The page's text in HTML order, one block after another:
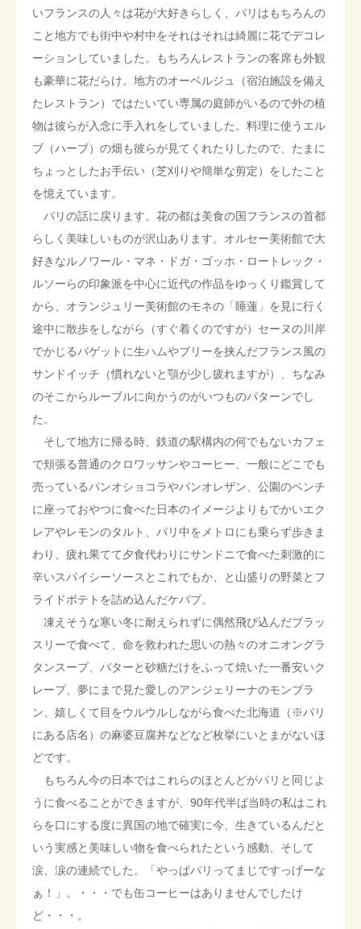
いフランスの人々は花が大好きらしく、パリはもちろんの
こと地方でも街中や村中をそれはそれは綺麗に花でデコレ
ーションしていました。もちろんレストランの客席も外観
も豪華に花だらけ。地方のオーベルジュ（宿泊施設を備え
たレストラン）ではたいてい専属の庭師がいるので外の植
物は彼らが入念に手入れをしていました。料理に使うエル
ブ（ハーブ）の畑も彼らが見てくれたりしたので、たまに
ちょっとしたお手伝い（芝刈りや簡単な剪定）をしたこと
を憶えています。
パリの話に戻ります。花の都は美食の国フランスの首都
らしく美味しいものが沢山あります。オルセー美術館で大
好きなルノワール・マネ・ドガ・ゴッホ・ロートレック・
ルソーらの印象派を中心に近代の作品をゆっくり鑑賞して
から、オランジュリー美術館のモネの「睡蓮」を見に行く
途中に散歩をしながら（すぐ着くのですが）セーヌの川岸
でかじるバゲットに生ハムやブリーを挟んだフランス風の
サンドイッチ（慣れないと顎が少し疲れますが）、ちなみ
のそこからルーブルに向かうのがいつものパターンでし
た。
そして地方に帰る時、鉄道の駅構内の何でもないカフェ
で頬張る普通のクロワッサンやコーヒー、一般にどこでも
売っているパンオショコラやパンオレザン、公園のベンチ
に座っておやつに食べた日本のイメージよりもでかいエク
レアやレモンのタルト、パリ中をメトロにも乗らず歩きま
わり、疲れ果てて夕食代わりにサンドニで食べた刺激的に
辛いスパイシーソースとこれでもか、と山盛りの野菜とフ
ライドポテトを詰め込んだケバブ。
凍えそうな寒い冬に耐えられずに偶然飛び込んだブラッ
スリーで食べて、命を救われた思いの熱々のオニオングラ
タンスープ、バターと砂糖だけをふって焼いた一番安いク
レープ、夢にまで見た愛しのアンジェリーナのモンブラ
ン、嬉しくて目をウルウルしながら食べた北海道（※パリ
にある店名）の麻婆豆腐丼などなど枚挙にいとまがないほ
どです。
もちろん今の日本ではこれらのほとんどがパリと同じよ
うに食べることができますが、90年代半ば当時の私はこれ
らを口にする度に異国の地で確実に今、生きているんだと
いう実感と美味しい物を食べられたという感動、そして
涙、涙の連続でした。「やっぱパリってまじですっげーな
ぁ！」。・・・でも缶コーヒーはありませんでしたけ
ど・・・。